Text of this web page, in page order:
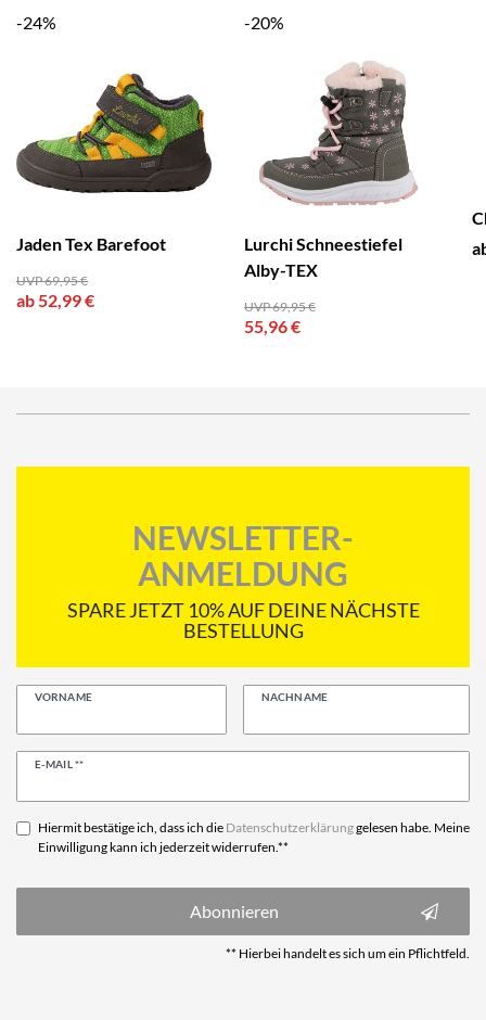
-24%
Jaden Tex Barefoot
UVP 69,95 €
ab 52,99 €
-20%
Lurchi Schneestiefel
Alby-TEX
UVP 69,95 €
55,96 €
NEWSLETTER-
ANMELDUNG
SPARE JETZT 10% AUF DEINE NÄCHSTE
BESTELLUNG
VORNAME NACHNAME
E-MAIL **
Newsletter
Hiermit bestätige ich, dass ich die Daten­schutz­erklärunggelesen habe. Meine
Einwilligung kann ich jederzeit widerrufen.**
Abonnieren
** Hierbei handelt es sich um ein Pflichtfeld.